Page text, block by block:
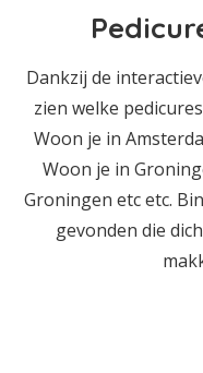
Dankzij de
zien welke
Woon je in
Woon je in
Groningen etc etc.
gevonden die